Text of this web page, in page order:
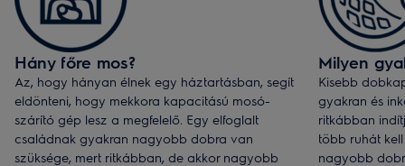
Hány főre mos?
Az, hogy hányan élnek egy háztartásban, segít
eldönteni, hogy mekkora kapacitású mosó-
szárító gép lesz a megfelelő. Egy elfoglalt
családnak gyakran nagyobb dobra van
szüksége, mert ritkábban, de akkor nagyobb
Milyen
Kisebb
gyakran és
ritkábban
több ruhát
nagyobb